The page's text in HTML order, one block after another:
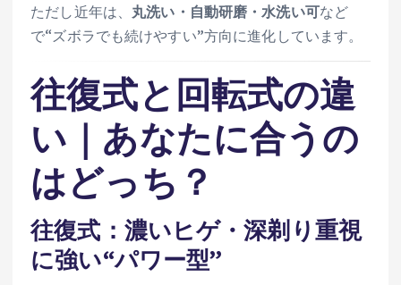
ただし近年は、 丸洗い・自動研磨・水洗い可など
で“ズボラでも続けやすい”方向に進化しています。
往復式と回転式の違
い｜あなたに合うの
はどっち？
往復式：濃いヒゲ・深剃り重視
に強い“パワー型”